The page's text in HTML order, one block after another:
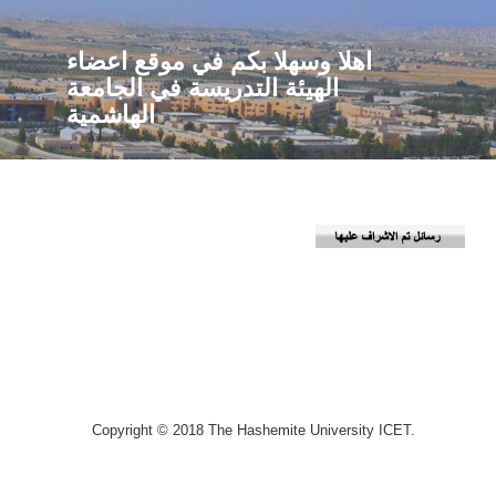
اهلا وسهلا بكم في موقع اعضاء
الهيئة التدريسة في الجامعة
الهاشمية
Copyright © 2018 The Hashemite University ICET.